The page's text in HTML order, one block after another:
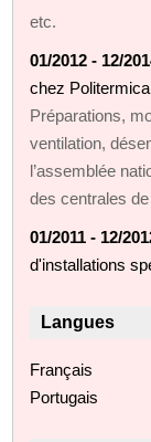
etc.
01/2012 - 12/
chez
Préparations,
ventilation,
l’assemblée
des centrales de
01/2011 - 12/
d'installations
Langues
Français
Portugais